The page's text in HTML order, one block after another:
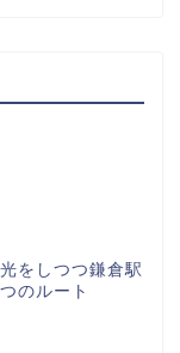
をしつつ鎌倉駅
のルート